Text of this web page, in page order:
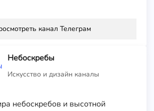
канал Телеграм
Небоскребы
Искусство и дизайн каналы
небоскребов и высотной